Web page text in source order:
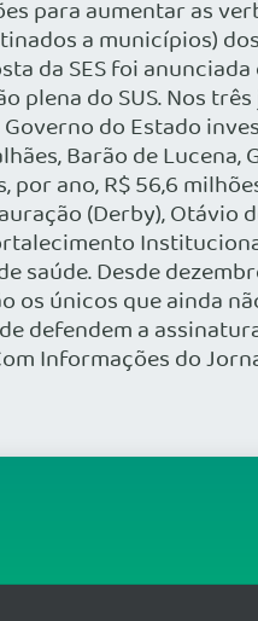
para aumentar as
a municípios)
da SES foi
plena do SUS. Nos
do Estado
Barão de Lucena,
por ano, R$ 56,6
(Derby), Otávio
Desde
os únicos que ainda
defendem a
Informações do